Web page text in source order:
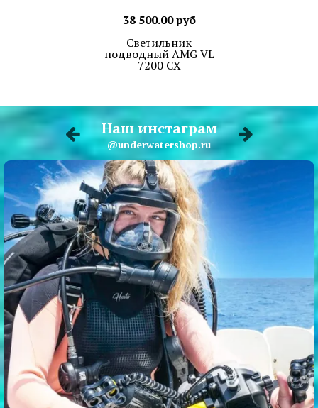
38 500.00 руб
Светильник
подводный AMG VL
7200 CX
Наш инстаграм
@underwatershop.ru